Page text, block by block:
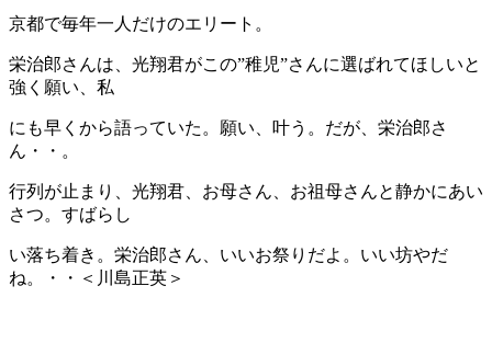
京都で毎年一人だけのエリート。
栄治郎さんは、光翔君がこの”稚児”さんに選ばれてほしいと
強く願い、私
にも早くから語っていた。願い、叶う。だが、栄治郎さ
ん・・。
行列が止まり、光翔君、お母さん、お祖母さんと静かにあい
さつ。すばらし
い落ち着き。栄治郎さん、いいお祭りだよ。いい坊やだ
ね。・・＜川島正英＞